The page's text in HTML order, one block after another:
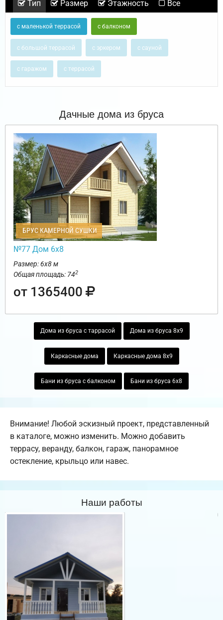
Тип Размер Этажность Все
с маленькой террасой с балконом
с большой террасой с эркером с сауной
с гаражом с террасой
Дачные дома из бруса
БРУС КАМЕРНОЙ СУШКИ
№77 Дом 6х8
Размер: 6х8 м
Общая площадь: 742
от 1365400
Дома из бруса с таррасой Дома из бруса 8х9
Каркасные дома Каркасные дома 8х9
Бани из бруса с балконом Бани из бруса 6х8
Внимание! Любой эскизный проект, представленный
в каталоге, можно изменить. Можно добавить
террасу, веранду, балкон, гараж, панорамное
остекление, крыльцо или навес.
Наши работы